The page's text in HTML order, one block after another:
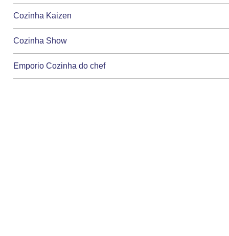
Cozinha Kaizen
Cozinha Show
Emporio Cozinha do chef